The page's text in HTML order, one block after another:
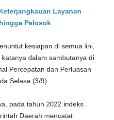
Layanan
Pelosok
kesiapan di semua lini,
dalam sambutanya di
Percepatan dan Perluasan
Selasa (3/9).
pada tahun 2022 indeks
Daerah mencatat